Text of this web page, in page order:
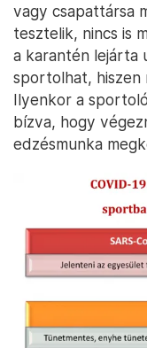
vagy csapattársa
tesztelik, nincs is
a karantén lejárta
sportolhat, hiszen
Ilyenkor a
bízva, hogy
edzésmunka